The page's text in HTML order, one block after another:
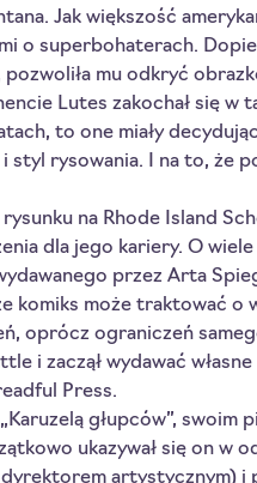
Jak większość
o superbohaterach.
mu odkryć
Lutes zakochał się w
to one miały
styl rysowania. I na to, że
na Rhode Island
dla jego kariery. O
przez Arta
komiks może traktować o
oprócz ograniczeń
i zaczął wydawać
Press.
głupców”, swoim
ukazywał się on w
dyrektorem artystycznym)